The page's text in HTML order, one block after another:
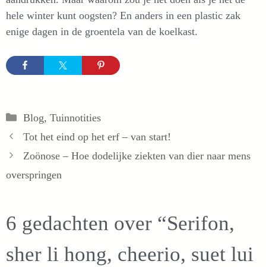
hele winter kunt oogsten? En anders in een plastic zak
enige dagen in de groentela van de koelkast.
Categorieën
Blog, Tuinnotities
Tot het eind op het erf – van start!
Zoönose – Hoe dodelijke ziekten van dier naar mens
overspringen
6 gedachten over “Serifon,
sher li hong, cheerio, suet lui